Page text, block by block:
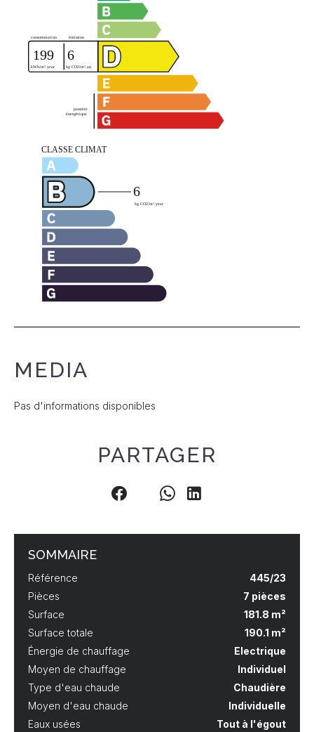
MEDIA
Pas d'informations disponibles
PARTAGER
SOMMAIRE
Référence
445/23
Pièces
7 pièces
Surface
181.8 m²
Surface totale
190.1 m²
Énergie de chauffage
Electrique
Moyen de chauffage
Individuel
Type d'eau chaude
Chaudière
Moyen d'eau chaude
Individuelle
Eaux usées
Tout à l'égout